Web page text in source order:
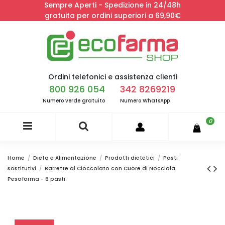
Sempre Aperti - Spedizione in 24/48h
gratuita per ordini superiori a 69,90€
Ordini telefonici e assistenza clienti
800 926 054
Numero verde gratuito
342 8269219
Numero WhatsApp
0
Home Dieta e Alimentazione Prodotti dietetici
Pasti
sostitutivi
Barrette al Cioccolato con Cuore di Nocciola
Pesoforma - 6 pasti